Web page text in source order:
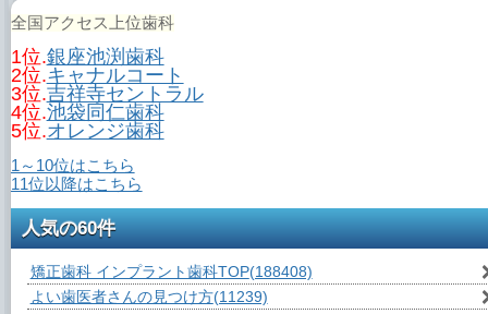
全国アクセス上位歯科
1位.銀座池渕歯科
2位.キャナルコート
3位.吉祥寺セントラル
4位.池袋同仁歯科
5位.オレンジ歯科
1～10位はこちら
11位以降はこちら
人気の60件
矯正歯科 インプラント歯科TOP(188408)
よい歯医者さんの見つけ方(11239)